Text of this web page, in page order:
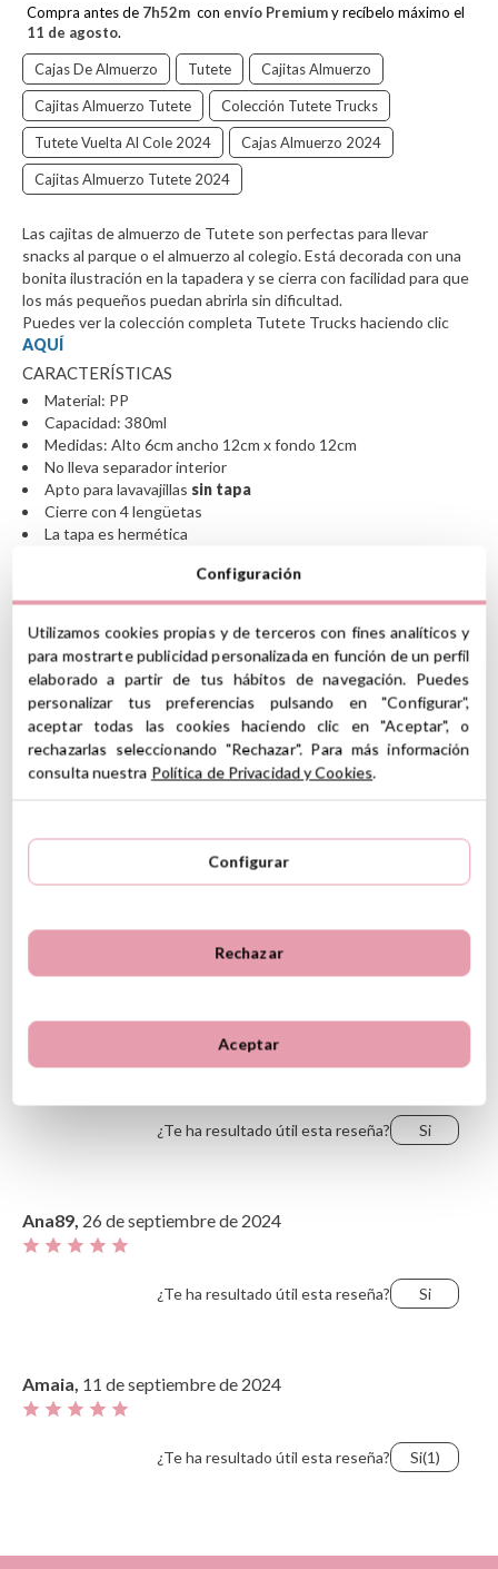
Compra antes de 7h52m con envío Premiumy recíbelo máximo el
11 de agosto.
Cajas De Almuerzo Tutete Cajitas Almuerzo
Cajitas Almuerzo Tutete Colección Tutete Trucks
Tutete Vuelta Al Cole 2024 Cajas Almuerzo 2024
Cajitas Almuerzo Tutete 2024
Las cajitas de almuerzo de Tutete son perfectas para llevar
snacks al parque o el almuerzo al colegio. Está decorada con una
bonita ilustración en la tapadera y se cierra con facilidad para que
los más pequeños puedan abrirla sin dificultad.
Puedes ver la colección completa Tutete Trucks haciendo clic
AQUÍ
CARACTERÍSTICAS
Material: PP
Capacidad: 380ml
Medidas: Alto 6cm ancho 12cm x fondo 12cm
No lleva separador interior
Apto para lavavajillas sin tapa
Cierre con 4 lengüetas
La tapa es hermética
Instrucciones de cuidado Declaración de conformidad
Ver información GPSR
Información sobre el fabricante y/o importador/distribuidor
dentro de la UE, que garantiza que el producto cumple con
los requisitos y regulaciones de acuerdo con la legislación
sobre Seguridad General de Productos (GPSR).
Productos Infantiles Tutete S.L.
Lote: 102024 - Ref: 79467
5 5
5
4
0
2
0
1
Opiniones de clientes
Más recientes
Lo más útil
Valoraciones más altas
Lucia,
¿Te ha resultado útil esta reseña? Si
Ana89, 26 de septiembre de 2024
¿Te ha resultado útil esta reseña? Si
Amaia, 11 de septiembre de 2024
¿Te ha resultado útil esta reseña? Si(1)
Configuración
Utilizamos cookies propias y de terceros con fines analíticos y
para mostrarte publicidad personalizada en función de un perfil
elaborado a partir de tus hábitos de navegación. Puedes
personalizar tus preferencias pulsando en "Configurar",
aceptar todas las cookies haciendo clic en "Aceptar", o
rechazarlas seleccionando "Rechazar". Para más información
consulta nuestra Política de Privacidad y Cookies.
Configurar
Rechazar
Aceptar